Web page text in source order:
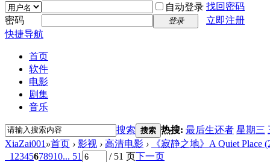
自动登录 找回密码
密码
登录
立即注册
快捷导航
首页
软件
电影
剧集
音乐
搜索 搜索 热搜: 最后生还者 星期三
XiaZai001 »首页 › 影视 › 高清电影 ›
《寂静之地》A Quiet Place
1 2345678910... 51 / 51 页下一页